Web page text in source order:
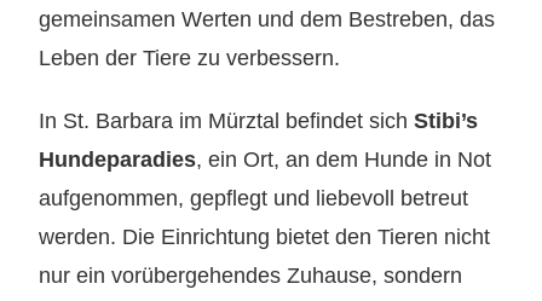
gemeinsamen Werten und dem Bestreben, das
Leben der Tiere zu verbessern.
In St. Barbara im Mürztal befindet sichStibi’s
Hundeparadies, ein Ort, an dem Hunde in Not
aufgenommen, gepflegt und liebevoll betreut
werden. Die Einrichtung bietet den Tieren nicht
nur ein vorübergehendes Zuhause, sondern